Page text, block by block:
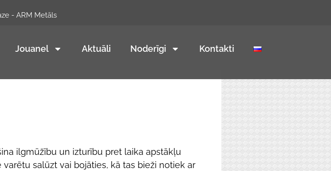
- ARM Metāls
Jouanel Aktuāli Noderīgi Kontakti
ilgmūžību un izturību pret laika apstākļu
salūzt vai bojāties, kā tas bieži notiek ar